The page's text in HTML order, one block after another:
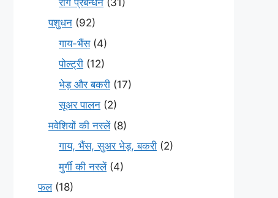
पशुधन (92)
गाय-भैंस(4)
पोल्ट्री (12)
भेड़ और बकरी (17)
सूअर पालन (2)
मवेशियों की नस्लें(8)
गाय, भैंस, सुअर भेड़, बकरी (2)
मुर्गी की नस्लें(4)
फल(18)